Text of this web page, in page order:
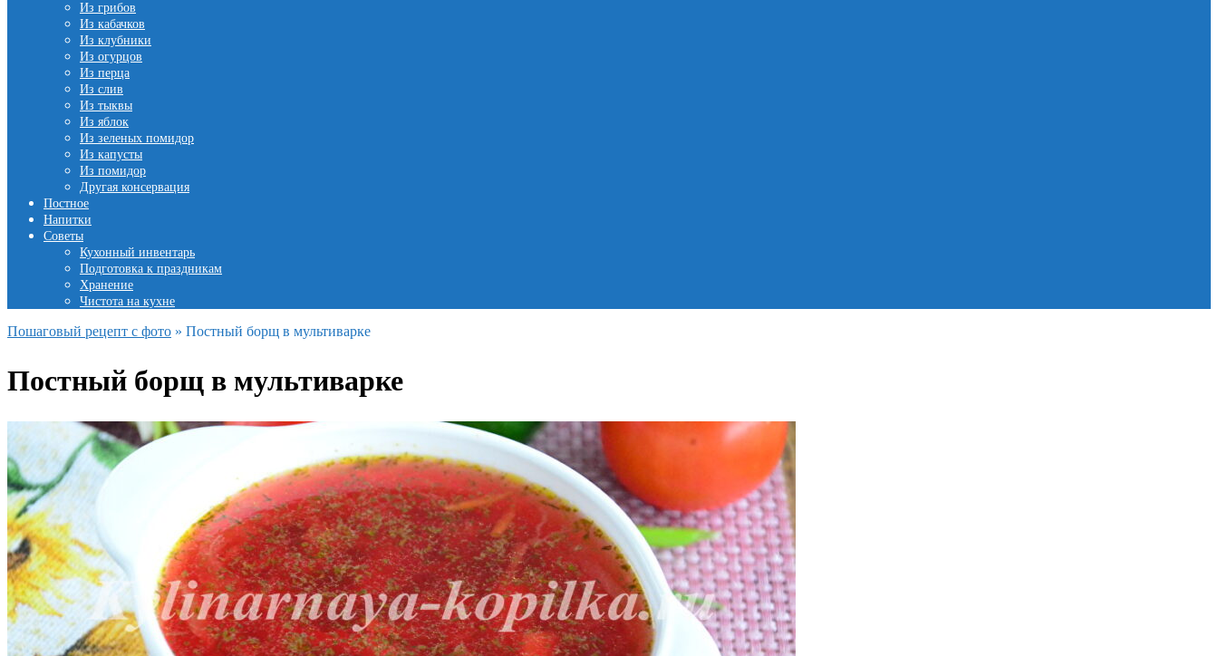
Из грибов
Из кабачков
Из клубники
Из огурцов
Из перца
Из слив
Из тыквы
Из яблок
Из зеленых помидор
Из капусты
Из помидор
Другая консервация
Постное
Напитки
Советы
Кухонный инвентарь
Подготовка к праздникам
Хранение
Чистота на кухне
Пошаговый рецепт с фото » Постный борщ в мультиварке
Постный борщ в мультиварке